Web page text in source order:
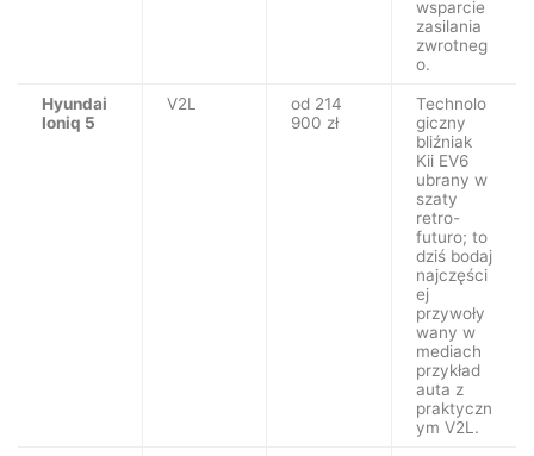
wsparcie
zasilania
zwrotneg
o.
Hyundai
Ioniq 5
V2L
od 214
900 zł
Technolo
giczny
bliźniak
Kii EV6
ubrany w
szaty
retro-
futuro; to
dziś bodaj
najczęści
ej
przywoły
wany w
mediach
przykład
auta z
praktyczn
ym V2L.